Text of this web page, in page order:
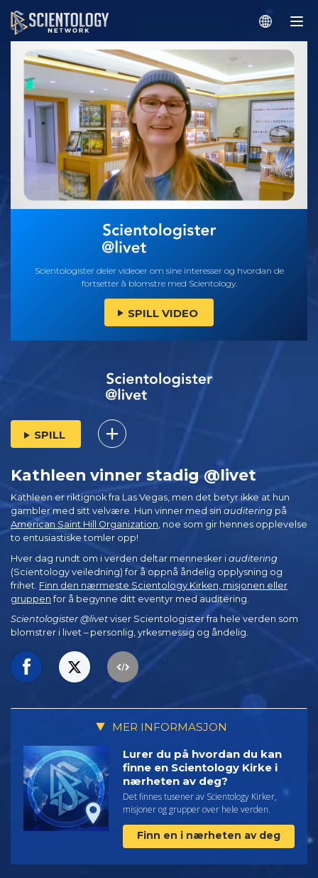
Scientologister deler videoer om sine interesser og hvordan de
fortsetter å blomstre med Scientology.
SPILL VIDEO
SPILL
Kathleen vinner stadig @livet
Kathleen er riktignok fra Las Vegas, men det betyr ikke at hun
gambler med sitt velvære. Hun vinner med sin auditering på
American Saint Hill Organization, noe som gir hennes opplevelse
to entusiastiske tomler opp!
Hver dag rundt om i verden deltar mennesker i auditering
(Scientology veiledning) for å oppnå åndelig opplysning og
frihet. Finn den nærmeste Scientology Kirken, misjonen eller
gruppen for å begynne ditt eventyr med auditering.
Scientologister @livet viser Scientologister fra hele verden som
blomstrer i livet – personlig, yrkesmessig og åndelig.
MER INFORMASJON
Lurer du på hvordan du kan
finne en Scientology Kirke i
nærheten av deg?
Det finnes tusener av Scientology Kirker,
misjoner og grupper over hele verden.
Finn en i nærheten av deg